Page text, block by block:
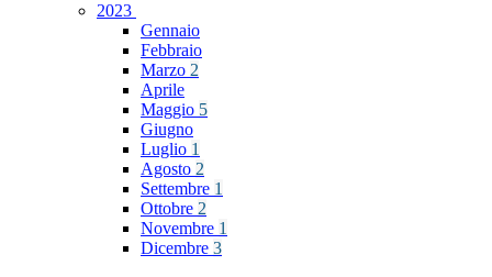
2023
Gennaio
Febbraio
Marzo 2
Aprile
Maggio 5
Giugno
Luglio 1
Agosto 2
Settembre 1
Ottobre 2
Novembre 1
Dicembre 3